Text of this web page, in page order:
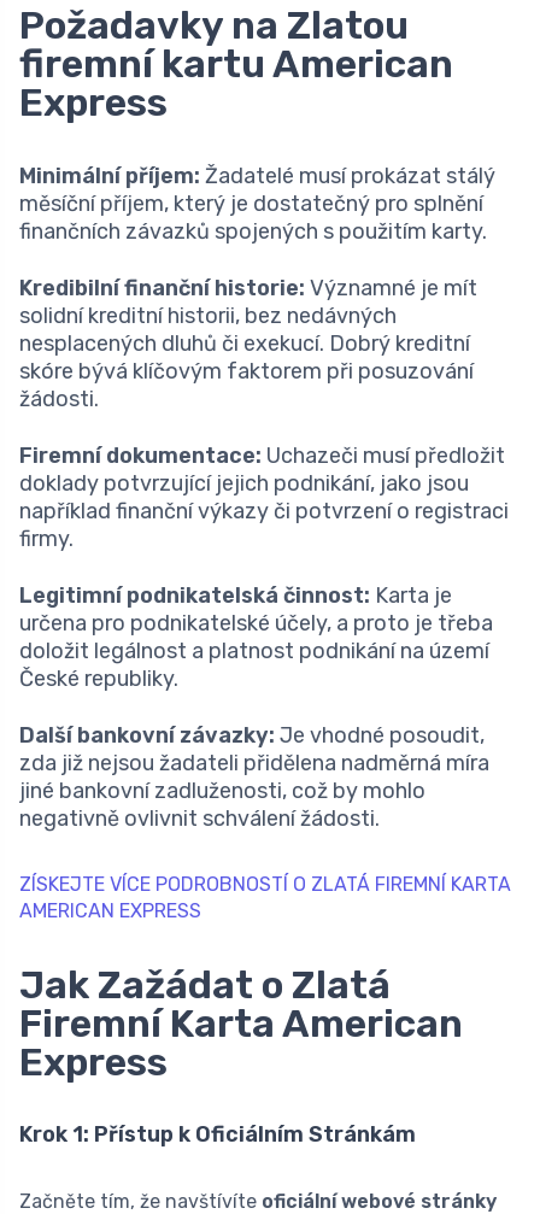
Požadavky na Zlatou
firemní kartu American
Express
Minimální příjem: Žadatelé musí prokázat stálý
měsíční příjem, který je dostatečný pro splnění
finančních závazků spojených s použitím karty.
Kredibilní finanční historie: Významné je mít
solidní kreditní historii, bez nedávných
nesplacených dluhů či exekucí. Dobrý kreditní
skóre bývá klíčovým faktorem při posuzování
žádosti.
Firemní dokumentace: Uchazeči musí předložit
doklady potvrzující jejich podnikání, jako jsou
například finanční výkazy či potvrzení o registraci
firmy.
Legitimní podnikatelská činnost: Karta je
určena pro podnikatelské účely, a proto je třeba
doložit legálnost a platnost podnikání na území
České republiky.
Další bankovní závazky: Je vhodné posoudit,
zda již nejsou žadateli přidělena nadměrná míra
jiné bankovní zadluženosti, což by mohlo
negativně ovlivnit schválení žádosti.
ZÍSKEJTE VÍCE PODROBNOSTÍ O ZLATÁ FIREMNÍ KARTA
AMERICAN EXPRESS
Jak Zažádat o Zlatá
Firemní Karta American
Express
Krok 1: Přístup k Oficiálním Stránkám
Začněte tím, že navštívíte oficiální webové stránky